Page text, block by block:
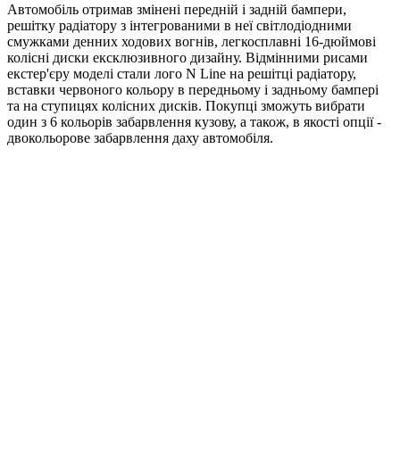
Автомобіль отримав змінені передній і задній бампери,
решітку радіатору з інтегрованими в неї світлодіодними
смужками денних ходових вогнів, легкосплавні 16-дюймові
колісні диски ексклюзивного дизайну. Відмінними рисами
екстер'єру моделі стали лого N Line на решітці радіатору,
вставки червоного кольору в передньому і задньому бампері
та на ступицях колісних дисків. Покупці зможуть вибрати
один з 6 кольорів забарвлення кузову, а також, в якості опції -
двокольорове забарвлення даху автомобіля.